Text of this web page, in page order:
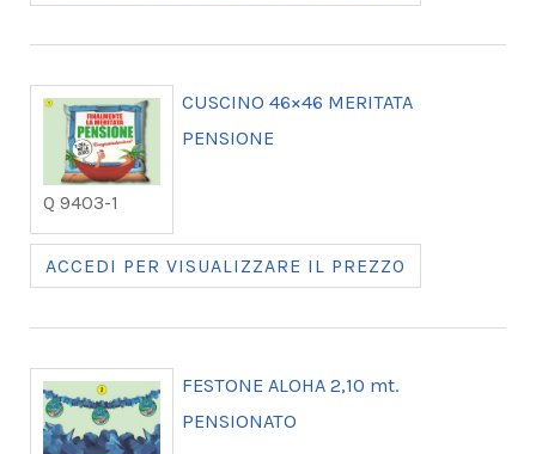
Q 9403-1
CUSCINO 46×46 MERITATA
PENSIONE
ACCEDI PER VISUALIZZARE IL PREZZO
FESTONE ALOHA 2,10 mt.
PENSIONATO